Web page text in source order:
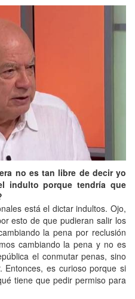
no es tan libre de decir yo
indulto porque tendría que
está el dictar indultos. Ojo,
esto de que pudieran salir los
la pena por reclusión
cambiando la pena y no es
el conmutar penas, sino
es curioso porque si
tiene que pedir permiso para